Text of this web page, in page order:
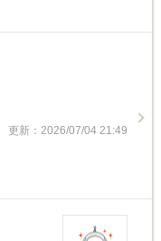
更新：2026/07/04 21:49